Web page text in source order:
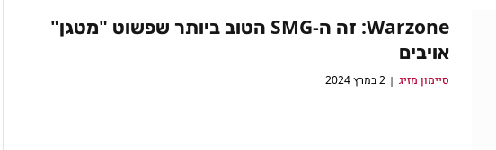
Warzone: זה ה-SMG הטוב ביותר שפשוט "מטגן"
אויבים
סיימון מזיג 2 במרץ 2024